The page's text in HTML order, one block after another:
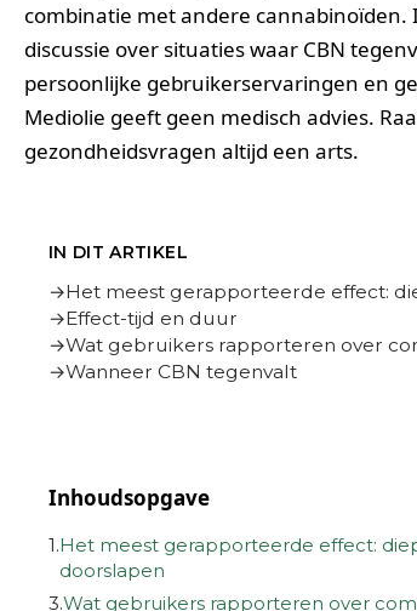
combinatie met andere cannabinoïden.
discussie over situaties waar CBN
persoonlijke gebruikerservaringen en
Mediolie geeft geen medisch advies.
gezondheidsvragen altijd een arts.
IN DIT ARTIKEL
Het meest gerapporteerde effect:
Effect-tijd en duur
Wat gebruikers rapporteren over
Wanneer CBN tegenvalt
Inhoudsopgave
1.Het meest gerapporteerde effect:
doorslapen
3.Wat gebruikers rapporteren over